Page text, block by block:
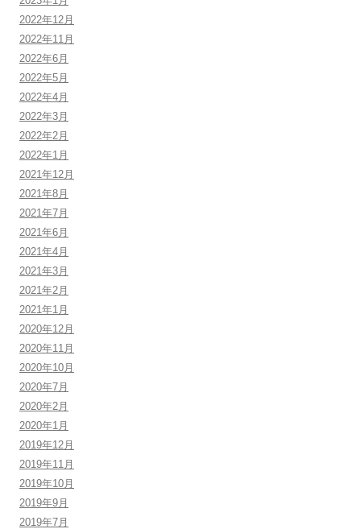
2022年12月
2022年11月
2022年6月
2022年5月
2022年4月
2022年3月
2022年2月
2022年1月
2021年12月
2021年8月
2021年7月
2021年6月
2021年4月
2021年3月
2021年2月
2021年1月
2020年12月
2020年11月
2020年10月
2020年7月
2020年2月
2020年1月
2019年12月
2019年11月
2019年10月
2019年9月
2019年7月